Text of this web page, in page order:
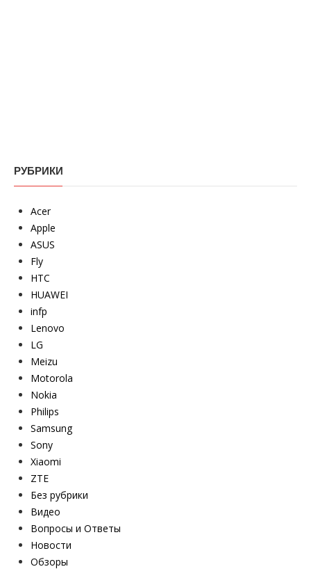
РУБРИКИ
Acer
Apple
ASUS
Fly
HTC
HUAWEI
infp
Lenovo
LG
Meizu
Motorola
Nokia
Philips
Samsung
Sony
Xiaomi
ZTE
Без рубрики
Видео
Вопросы и Ответы
Новости
Обзоры